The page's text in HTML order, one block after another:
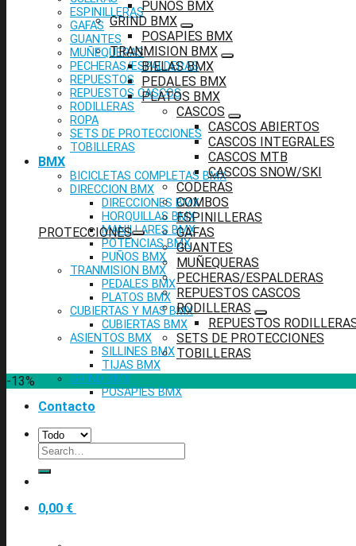
ESPINILLERAS
GAFAS
GUANTES
MUÑEQUERAS
PECHERAS/ESPALDERAS
REPUESTOS
REPUESTOS CASCOS
RODILLERAS
ROPA
SETS DE PROTECCIONES
TOBILLERAS
BMX
BICICLETAS COMPLETAS BMX
DIRECCION BMX
DIRECCIONES BMX
HORQUILLAS BMX
MANILLARES BMX
POTENCIAS BMX
PUÑOS BMX
TRANMISION BMX
PEDALES BMX
PLATOS BMX
CUBIERTAS Y MAS BMX
CUBIERTAS BMX
ASIENTOS BMX
SILLINES BMX
TIJAS BMX
GRIND BMX
POSAPIES BMX
Contacto
Search
for:
0,00 €
PUÑOS BMX
GRIND BMX
POSAPIES BMX
TRANMISION BMX
BIELAS BMX
PEDALES BMX
PLATOS BMX
PROTECCIONES
CASCOS
CASCOS ABIERTOS
CASCOS INTEGRALES
CASCOS MTB
CASCOS SNOW/SKI
CODERAS
COMBOS
ESPINILLERAS
GAFAS
GUANTES
MUÑEQUERAS
PECHERAS/ESPALDERAS
REPUESTOS CASCOS
RODILLERAS
REPUESTOS
SETS DE PROTECCIONES
TOBILLERAS
-13%